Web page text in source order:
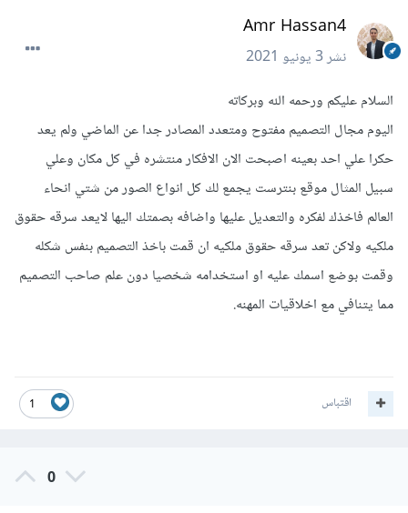
Amr Hassan4
نشر3 يونيو 2021
السلام عليكم ورحمه الله وبركاته
اليوم مجال التصميم مفتوح ومتعدد المصادر جدا عن الماضي ولم يعد
حكرا علي احد بعينه اصبحت الان الافكار منتشره في كل مكان وعلي
سبيل المثال موقع بنترست يجمع لك كل انواع الصور من شتي انحاء
العالم فاخذك لفكره والتعديل عليها واضافه بصمتك اليها لايعد سرقه حقوق
ملكيه ولاكن تعد سرقه حقوق ملكيه ان قمت باخذ التصميم بنفس شكله
وقمت بوضع اسمك عليه او استخدامه شخصيا دون علم صاحب التصميم
مما يتنافي مع اخلاقيات المهنه.
1 اقتباس
0